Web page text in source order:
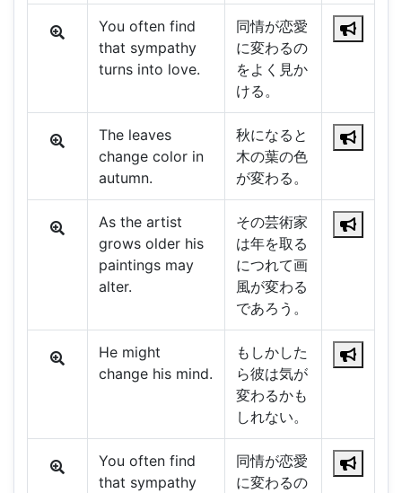
You often find
that sympathy
turns into love.
同情が恋愛
に変わるの
をよく見か
ける。
The leaves
change color in
autumn.
秋になると
木の葉の色
が変わる。
As the artist
grows older his
paintings may
alter.
その芸術家
は年を取る
につれて画
風が変わる
であろう。
He might
change his mind.
もしかした
ら彼は気が
変わるかも
しれない。
You often find
that sympathy
同情が恋愛
に変わるの